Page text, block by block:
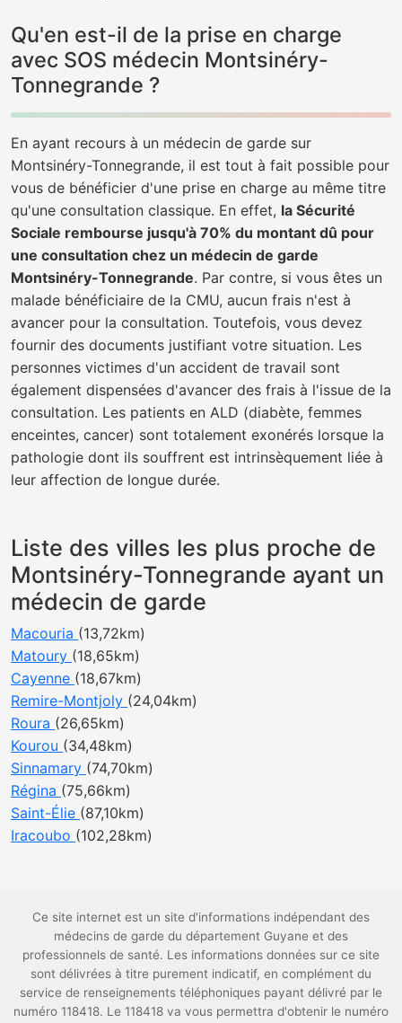
Qu'en est-il de la prise en charge
avec SOS médecin Montsinéry-
Tonnegrande ?
En ayant recours à un médecin de garde sur
Montsinéry-Tonnegrande, il est tout à fait possible pour
vous de bénéficier d'une prise en charge au même titre
qu'une consultation classique. En effet, la Sécurité
Sociale rembourse jusqu'à 70% du montant dû pour
une consultation chez un médecin de garde
Montsinéry-Tonnegrande. Par contre, si vous êtes un
malade bénéficiaire de la CMU, aucun frais n'est à
avancer pour la consultation. Toutefois, vous devez
fournir des documents justifiant votre situation. Les
personnes victimes d'un accident de travail sont
également dispensées d'avancer des frais à l'issue de la
consultation. Les patients en ALD (diabète, femmes
enceintes, cancer) sont totalement exonérés lorsque la
pathologie dont ils souffrent est intrinsèquement liée à
leur affection de longue durée.
Liste des villes les plus proche de
Montsinéry-Tonnegrande ayant un
médecin de garde
Macouria (13,72km)
Matoury (18,65km)
Cayenne (18,67km)
Remire-Montjoly (24,04km)
Roura (26,65km)
Kourou (34,48km)
Sinnamary (74,70km)
Régina (75,66km)
Saint-Élie (87,10km)
Iracoubo (102,28km)
Ce site internet est un site d'informations indépendant des
médecins de garde du département Guyane et des
professionnels de santé. Les informations données sur ce site
sont délivrées à titre purement indicatif, en complément du
service de renseignements téléphoniques payant délivré par le
numéro 118418. Le 118418 va vous permettra d'obtenir le numéro